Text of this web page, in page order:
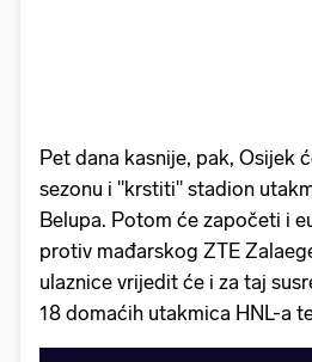
Pet dana kasnije, pak, Osijek
sezonu i "krstiti" stadion
Belupa. Potom će započeti i
protiv mađarskog ZTE
ulaznice vrijedit će i za taj
18 domaćih utakmica HNL-a